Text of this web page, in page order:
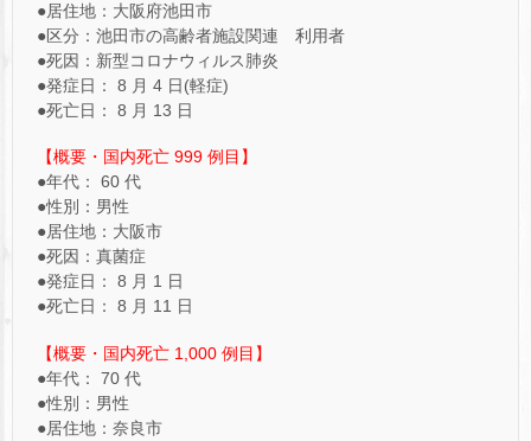
●居住地：大阪府池田市
●区分：池田市の高齢者施設関連 利用者
●死因：新型コロナウィルス肺炎
●発症日： 8 月 4 日(軽症)
●死亡日： 8 月 13 日
【概要・国内死亡 999 例目】
●年代： 60 代
●性別：男性
●居住地：大阪市
●死因：真菌症
●発症日： 8 月 1 日
●死亡日： 8 月 11 日
【概要・国内死亡 1,000 例目】
●年代： 70 代
●性別：男性
●居住地：奈良市